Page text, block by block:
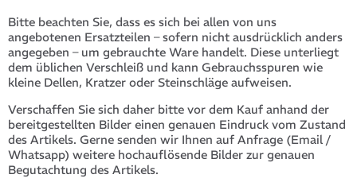
Bitte beachten Sie, dass es sich bei allen von uns
angebotenen Ersatzteilen – sofern nicht ausdrücklich anders
angegeben – um gebrauchte Ware handelt. Diese unterliegt
dem üblichen Verschleiß und kann Gebrauchsspuren wie
kleine Dellen, Kratzer oder Steinschläge aufweisen.
Verschaffen Sie sich daher bitte vor dem Kauf anhand der
bereitgestellten Bilder einen genauen Eindruck vom Zustand
des Artikels. Gerne senden wir Ihnen auf Anfrage (Email /
Whatsapp) weitere hochauflösende Bilder zur genauen
Begutachtung des Artikels.